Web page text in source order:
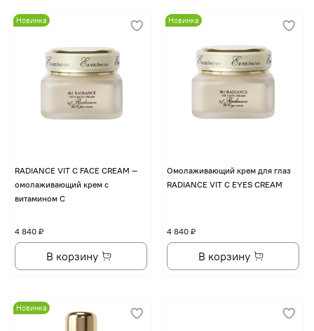
Новинка
RADIANCE VIT C FACE CREAM —
омолаживающий крем с
витамином С
4 840 ₽
В корзину
Новинка
Омолаживающий крем для глаз
RADIANCE VIT C EYES CREAM
4 840 ₽
В корзину
Новинка